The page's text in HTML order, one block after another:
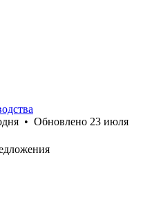
• Обновлено 23 июля